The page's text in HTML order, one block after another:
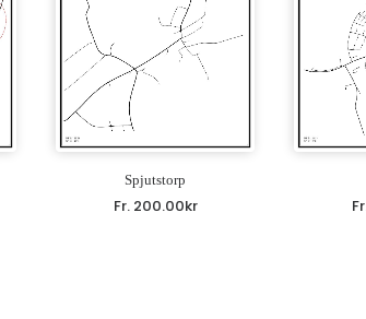
Spjutstorp
Fr. 200.00kr